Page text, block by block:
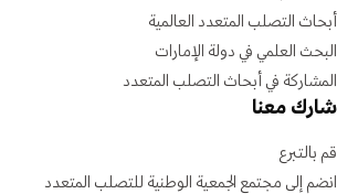
أبحاث التصلب المتعدد العالمية
البحث العلمي في دولة الإمارات
المشاركة في أبحاث التصلب المتعدد
شارك معنا
قم بالتبرع
انضم إلى مجتمع الجمعية الوطنية للتصلب المتعدد